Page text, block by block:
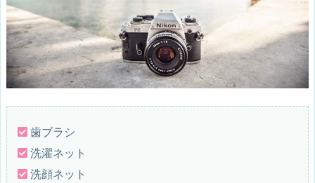
歯ブラシ
洗濯ネット
洗顔ネット